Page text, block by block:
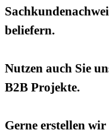
beliefern.
Nutzen auch Sie
B2B Projekte.
Gerne erstellen